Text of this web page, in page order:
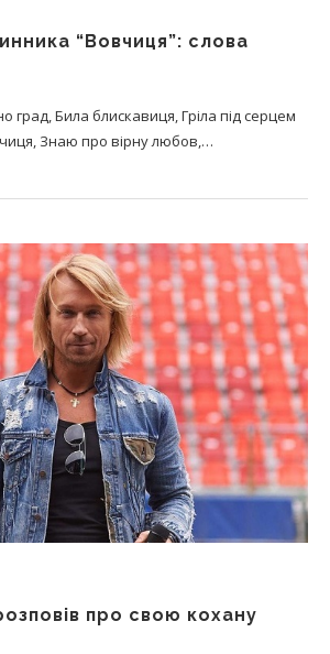
“Вовчиця”: слова
град, Била блискавиця, Гріла під серцем
Знаю про вірну любов,…
про свою кохану